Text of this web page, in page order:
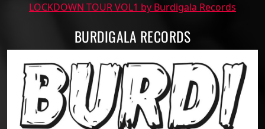
LOCKDOWN TOUR VOL1 by Burdigala Records
BURDIGALA RECORDS